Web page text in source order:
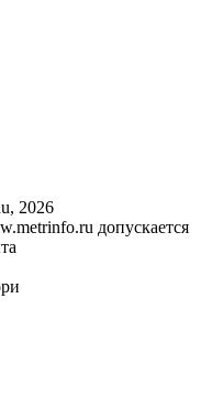
2026
допускается